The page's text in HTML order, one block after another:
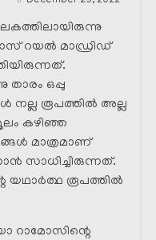
റയൽ മാഡ്രിഡ്
താരം ഒപ്പു
നല്ല രൂപത്തിൽ അല്ല
കഴിഞ്ഞ
മാത്രമാണ്
സാധിച്ചിരുന്നത്.
യഥാർത്ഥ രൂപത്തിൽ
റാമോസിന്റെ